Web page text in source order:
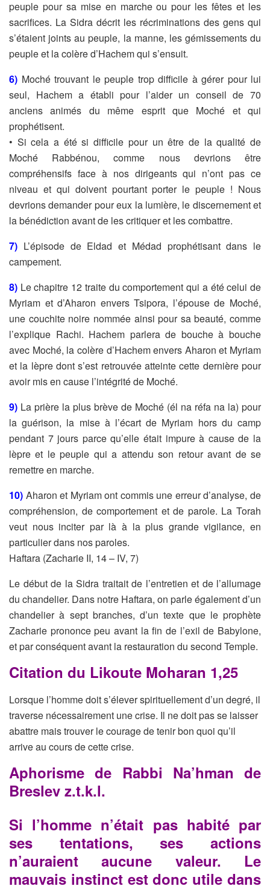
peuple pour sa mise en marche ou pour les fêtes et les
sacrifices. La Sidra décrit les récriminations des gens qui
s’étaient joints au peuple, la manne, les gémissements du
peuple et la colère d’Hachem qui s’ensuit.
6) Moché trouvant le peuple trop difficile à gérer pour lui
seul, Hachem a établipour l’aider un conseil de 70
anciens animés du même esprit que Moché et qui
prophétisent.
• Si cela a été si difficile pour un être de la qualité de
Moché Rabbénou, comme nous devrions être
compréhensifs face à nos dirigeants qui n’ont pas ce
niveau et qui doivent pourtant porter le peuple ! Nous
devrions demander pour eux la lumière, le discernement et
la bénédiction avant de les critiquer et les combattre.
7) L’épisode de Eldad et Médad prophétisant dans le
campement.
8) Le chapitre 12 traite du comportement qui a été celui de
Myriam et d’Aharon envers Tsipora, l’épouse de Moché,
une couchite noire nommée ainsi pour sabeauté, comme
l’explique Rachi. Hachem parlera de bouche à bouche
avec Moché, la colère d’Hachem envers Aharon et Myriam
et la lèpre dont s’est retrouvée atteinte cette dernière pour
avoir mis en cause l’intégrité de Moché.
9) La prière la plus brève de Moché (él na réfa na la) pour
la guérison, la mise à l’écart de Myriam hors du camp
pendant 7 jours parce qu’elle était impure à cause de la
lèpre et le peuple qui a attendu son retour avant de se
remettre en marche.
10) Aharon et Myriam ont commis une erreur d’analyse, de
compréhension, decomportement et de parole. La Torah
veut nous inciter par là à la plus grandevigilance, en
particulier dans nos paroles.
Haftara (Zacharie II, 14 – IV, 7)
Le début de la Sidra traitait de l’entretien et de l’allumage
du chandelier. Dans notre Haftara, on parle également d’un
chandelier à sept branches, d’un texte que le prophète
Zacharie prononce peu avant la fin de l’exil de Babylone,
et parconséquent avant la restauration du second Temple.
Citation du Likoute Moharan 1,25
Lorsque l’homme doit s’élever spirituellement d’un degré, il
traverse nécessairement une crise. Il ne doit pas se laisser
abattre mais trouver le courage de tenir bon quoi qu’il
arrive au cours de cette crise.
Aphorisme de Rabbi Na’hman de
Breslev z.t.k.l.
Si l’homme n’était pas habité par
ses tentations, ses actions
n’auraient aucune valeur. Le
mauvais instinct est donc utile dans